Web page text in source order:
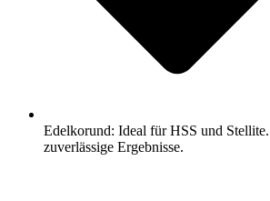
Edelkorund: Ideal für HSS und
zuverlässige Ergebnisse.